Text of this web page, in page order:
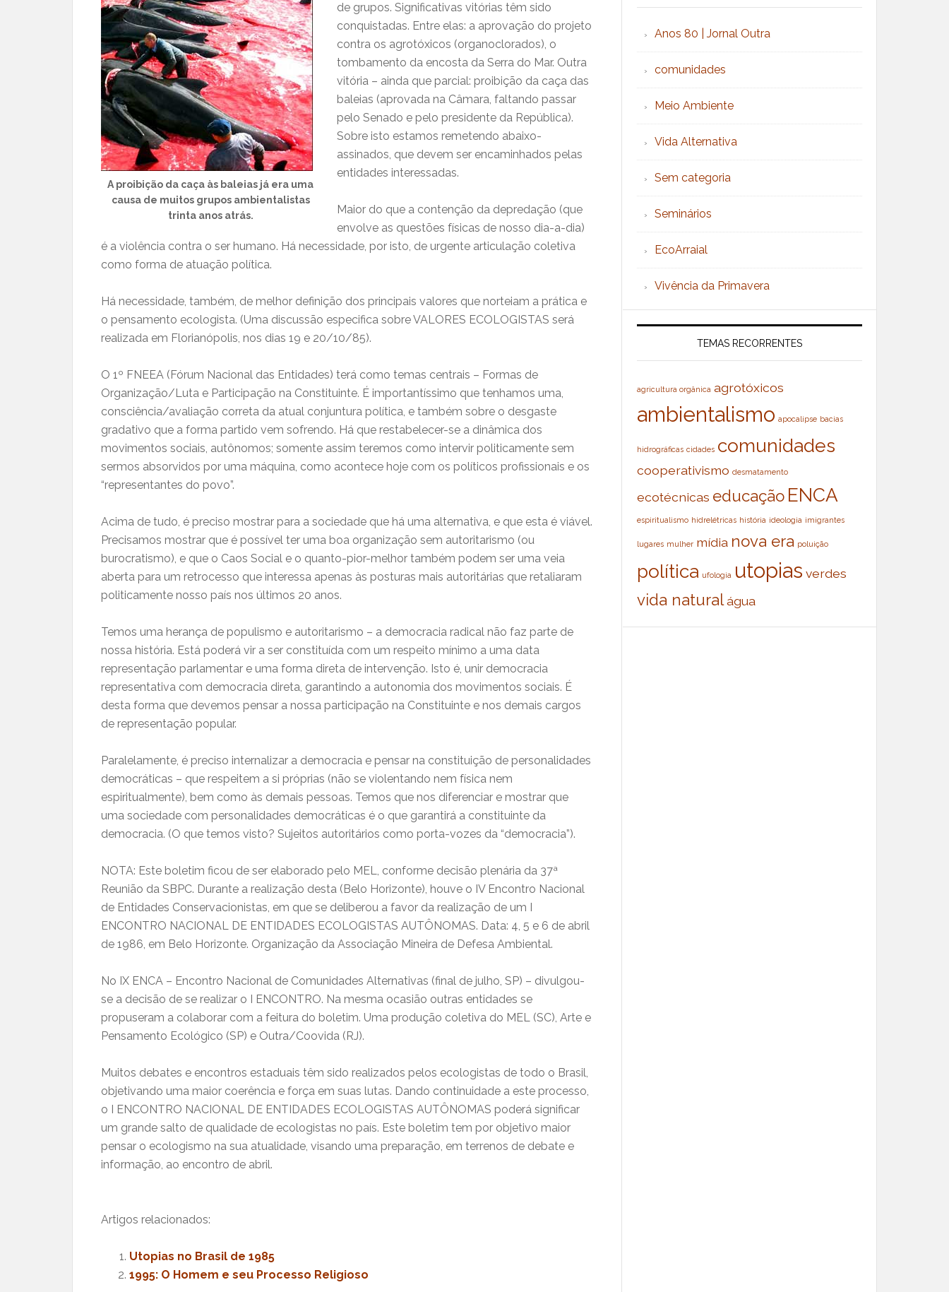
A proibição da caça às baleias já era uma
causa de muitos grupos ambientalistas
trinta anos atrás.
de grupos. Significativas vitórias têm sido
conquistadas. Entre elas: a aprovação do projeto
contra os agrotóxicos (organoclorados), o
tombamento da encosta da Serra do Mar. Outra
vitória – ainda que parcial: proibição da caça das
baleias (aprovada na Câmara, faltando passar
pelo Senado e pelo presidente da República).
Sobre isto estamos remetendo abaixo-
assinados, que devem ser encaminhados pelas
entidades interessadas.
Maior do que a contenção da depredação (que
envolve as questões físicas de nosso dia-a-dia)
é a violência contra o ser humano. Há necessidade, por isto, de urgente articulação coletiva
como forma de atuação política.
Há necessidade, também, de melhor definição dos principais valores que norteiam a prática e
o pensamento ecologista. (Uma discussão especifica sobre VALORES ECOLOGISTAS será
realizada em Florianópolis, nos dias 19 e 20/10/85).
O 1º FNEEA (Fórum Nacional das Entidades) terá como temas centrais – Formas de
Organização/Luta e Participação na Constituinte. É importantíssimo que tenhamos uma,
consciência/avaliação correta da atual conjuntura política, e também sobre o desgaste
gradativo que a forma partido vem sofrendo. Há que restabelecer-se a dinâmica dos
movimentos sociais, autônomos; somente assim teremos como intervir politicamente sem
sermos absorvidos por uma máquina, como acontece hoje com os políticos profissionais e os
“representantes do povo”.
Acima de tudo, é preciso mostrar para a sociedade que há uma alternativa, e que esta é viável.
Precisamos mostrar que é possível ter uma boa organização sem autoritarismo (ou
burocratismo), e que o Caos Social e o quanto-pior-melhor também podem ser uma veia
aberta para um retrocesso que interessa apenas às posturas mais autoritárias que retaliaram
politicamente nosso país nos últimos 20 anos.
Temos uma herança de populismo e autoritarismo – a democracia radical não faz parte de
nossa história. Está poderá vir a ser constituída com um respeito mínimo a uma data
representação parlamentar e uma forma direta de intervenção. Isto é, unir democracia
representativa com democracia direta, garantindo a autonomia dos movimentos sociais. É
desta forma que devemos pensar a nossa participação na Constituinte e nos demais cargos
de representação popular.
Paralelamente, é preciso internalizar a democracia e pensar na constituição de personalidades
democráticas – que respeitem a si próprias (não se violentando nem física nem
espiritualmente), bem como às demais pessoas. Temos que nos diferenciar e mostrar que
uma sociedade com personalidades democráticas é o que garantirá a constituinte da
democracia. (O que temos visto? Sujeitos autoritários como porta-vozes da “democracia”).
NOTA: Este boletim ficou de ser elaborado pelo MEL, conforme decisão plenária da 37ª
Reunião da SBPC. Durante a realização desta (Belo Horizonte), houve o IV Encontro Nacional
de Entidades Conservacionistas, em que se deliberou a favor da realização de um I
ENCONTRO NACIONAL DE ENTIDADES ECOLOGISTAS AUTÔNOMAS. Data: 4, 5 e 6 de abril
de 1986, em Belo Horizonte. Organização da Associação Mineira de Defesa Ambiental.
No IX ENCA – Encontro Nacional de Comunidades Alternativas (final de julho, SP) – divulgou-
se a decisão de se realizar o I ENCONTRO. Na mesma ocasião outras entidades se
propuseram a colaborar com a feitura do boletim. Uma produção coletiva do MEL (SC), Arte e
Pensamento Ecológico (SP) e Outra/Coovida (RJ).
Muitos debates e encontros estaduais têm sido realizados pelos ecologistas de todo o Brasil,
objetivando uma maior coerência e força em suas lutas. Dando continuidade a este processo,
o I ENCONTRO NACIONAL DE ENTIDADES ECOLOGISTAS AUTÔNOMAS poderá significar
um grande salto de qualidade de ecologistas no país. Este boletim tem por objetivo maior
pensar o ecologismo na sua atualidade, visando uma preparação, em terrenos de debate e
informação, ao encontro de abril.
Artigos relacionados:
Utopias no Brasil de 1985
1995: O Homem e seu Processo Religioso
Anos 80 | Jornal Outra
comunidades
Meio Ambiente
Vida Alternativa
Sem categoria
Seminários
EcoArraial
Vivência da Primavera
TEMAS RECORRENTES
agricultura orgânica agrotóxicos
ambientalismo apocalipse bacias
hidrográficas cidades comunidades
cooperativismo desmatamento
ecotécnicas educação ENCA
espiritualismo hidrelétricas história ideologia imigrantes
lugares mulher mídia nova era poluição
política ufologia utopias verdes
vida naturalágua